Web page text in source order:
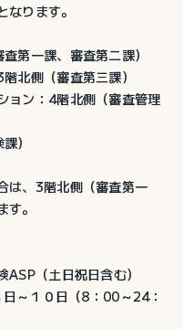
ります。
第一課、審査第二課）
北側（審査第三課）
ョン：4階北側（審査管理
）
は、3階北側（審査第一
。
（土日祝日含む）
～１０日（8：00～24：